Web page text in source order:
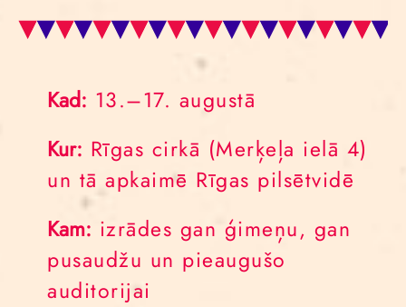
Kad: 13.–17. augustā
Kur: Rīgas cirkā (Merķeļa ielā 4)
un tā apkaimē Rīgas pilsētvidē
Kam: izrādes gan ģimeņu, gan
pusaudžu un pieaugušo
auditorijai